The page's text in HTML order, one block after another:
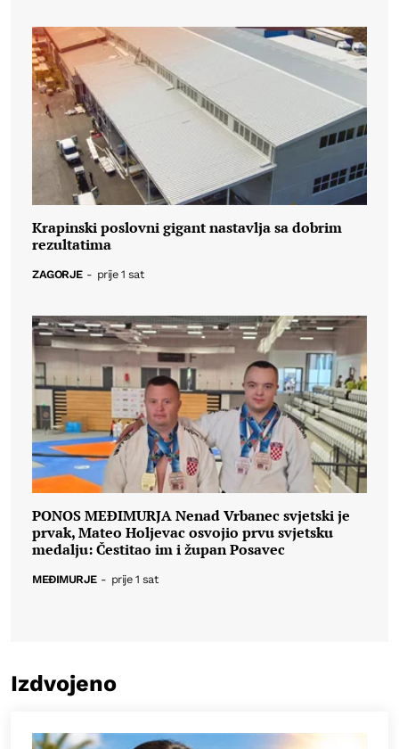
Krapinski poslovni gigant nastavlja sa dobrim
rezultatima
ZAGORJE - prije 1 sat
PONOS MEĐIMURJA Nenad Vrbanec svjetski je
prvak, Mateo Holjevac osvojio prvu svjetsku
medalju: Čestitao im i župan Posavec
MEĐIMURJE - prije 1 sat
Izdvojeno